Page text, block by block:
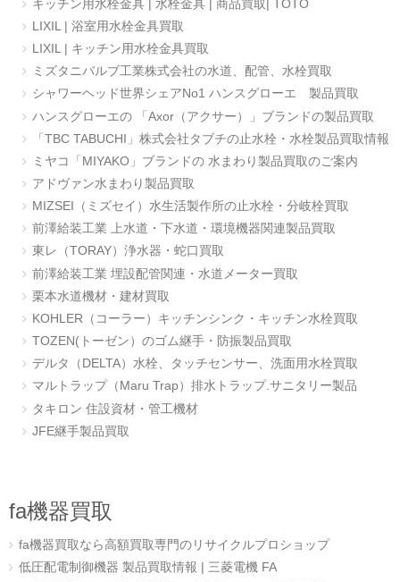
キッチン用水栓金具 | 水栓金具 | 商品買取| TOTO
LIXIL | 浴室用水栓金具買取
LIXIL | キッチン用水栓金具買取
ミズタニバルブ工業株式会社の水道、配管、水栓買取
シャワーヘッド世界シェアNo1 ハンスグローエ 製品買取
ハンスグローエの 「Axor（アクサー）」ブランドの製品買取
「TBC TABUCHI」株式会社タブチの止水栓・水栓製品買取情報
ミヤコ「MIYAKO」ブランドの 水まわり製品買取のご案内
アドヴァン水まわり製品買取
MIZSEI（ミズセイ）水生活製作所の止水栓・分岐栓買取
前澤給装工業 上水道・下水道・環境機器関連製品買取
東レ（TORAY）浄水器・蛇口買取
前澤給装工業 埋設配管関連・水道メーター買取
栗本水道機材・建材買取
KOHLER（コーラー）キッチンシンク・キッチン水栓買取
TOZEN(トーゼン）のゴム継手・防振製品買取
デルタ（DELTA）水栓、タッチセンサー、洗面用水栓買取
マルトラップ（Maru Trap）排水トラップ.サニタリー製品
タキロン 住設資材・管工機材
JFE継手製品買取
fa機器買取
fa機器買取なら高額買取専門のリサイクルプロショップ
低圧配電制御機器 製品買取情報 | 三菱電機 FA